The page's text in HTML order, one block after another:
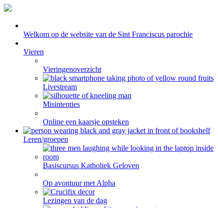
Welkom op de website van de Sint Franciscus parochie
Vieren
Vieringenoverzicht
Livestream
Misintenties
Online een kaarsje opsteken
Leren/groepen
Basiscursus Katholiek Geloven
Op avontuur met Alpha
Lezingen van de dag